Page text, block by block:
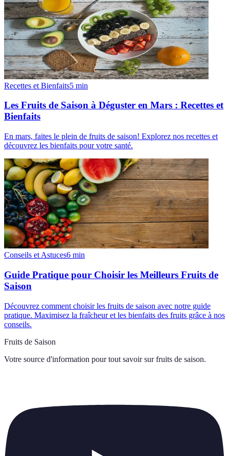
Recettes et Bienfaits5 min
Les Fruits de Saison à Déguster en Mars : Recettes et
Bienfaits
En mars, faites le plein de fruits de saison! Explorez nos recettes et
découvrez les bienfaits pour votre santé.
Conseils et Astuces6 min
Guide Pratique pour Choisir les Meilleurs Fruits de
Saison
Découvrez comment choisir les fruits de saison avec notre guide
pratique. Maximisez la fraîcheur et les bienfaits des fruits grâce à nos
conseils.
Fruits de Saison
Votre source d'information pour tout savoir sur fruits de saison.